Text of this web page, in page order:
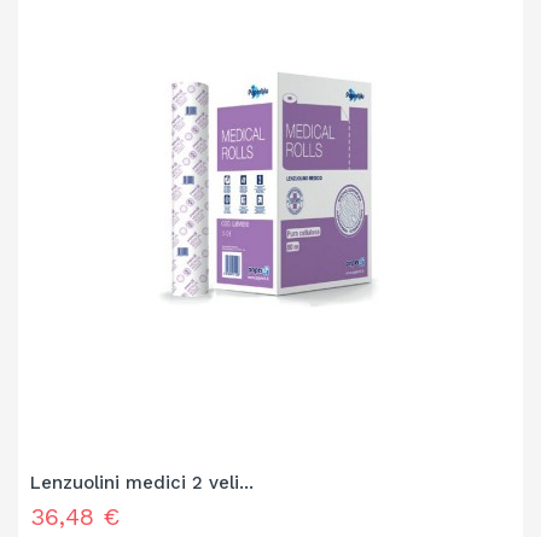
Lenzuolini medici 2 veli...
Prezzo
36,48 €